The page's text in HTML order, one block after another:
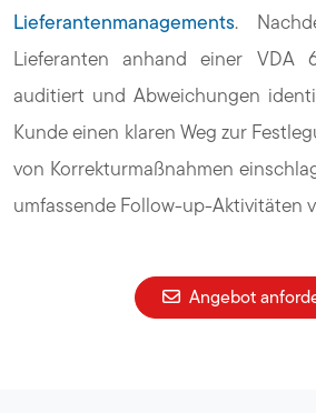
Lieferantenmanagements.
Lieferanten anhand einer VDA
auditiert und Abweichungen
Kunde einen klaren Weg zur
von Korrekturmaßnahmen
umfassende Follow-up-Aktivitäten
Angebot